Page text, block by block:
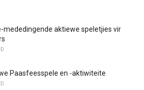
mededingende aktiewe speletjies vir
Paasfeesspele en -aktiwiteite